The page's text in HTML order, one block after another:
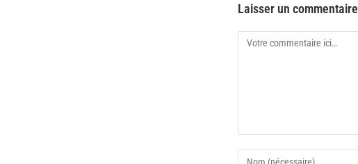
Laisser un commentaire